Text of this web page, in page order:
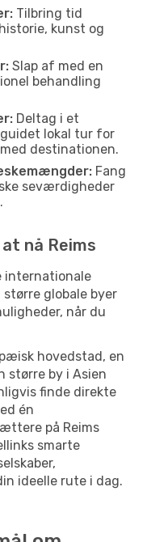
Tilbring tid
kunst og
Slap af med en
behandling
Deltag i et
lokal tur for
destinationen.
Fang
seværdigheder
nå Reims
internationale
globale byer
når du
hovedstad, en
større by i Asien
finde direkte
én
på Reims
smarte
ideelle rute i dag.